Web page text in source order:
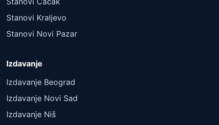
Stanovi Kraljevo
Stanovi Novi Pazar
Izdavanje
Izdavanje Beograd
Izdavanje Novi Sad
Izdavanje Niš